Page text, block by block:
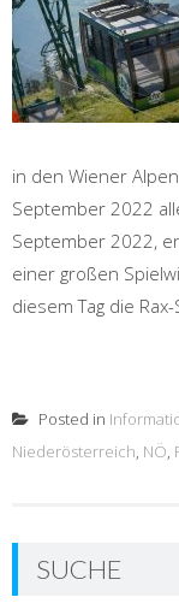
in den Wiener
September 2022
September 2022,
einer großen
diesem Tag die
Posted in
Niederösterreich, NÖ,
SUCHE